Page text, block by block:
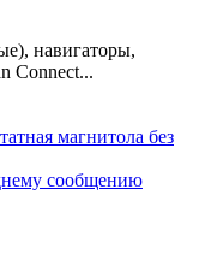
навигаторы,
Connect...
магнитола без
сообщению